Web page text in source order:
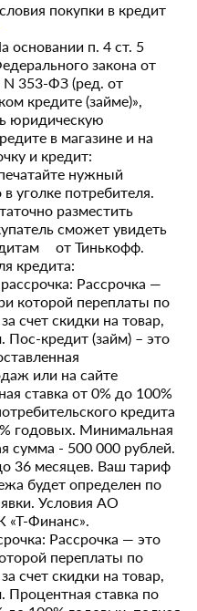
покупки в кредит
основании п. 4 ст. 5
закона от
N 353-ФЗ (ред. от
кредите (займе)»,
юридическую
в магазине и на
и кредит:
нужный
уголке потребителя.
разместить
сможет увидеть
от Тинькофф.
кредита:
Рассрочка —
которой переплаты по
счет скидки на товар,
Пос-кредит (займ) – это
или на сайте
ставка от 0% до 100%
кредита
годовых. Минимальная
сумма - 500 000 рублей.
36 месяцев. Ваш тариф
будет определен по
Условия АО
Финанс».
Рассрочка — это
переплаты по
счет скидки на товар,
Процентная ставка по